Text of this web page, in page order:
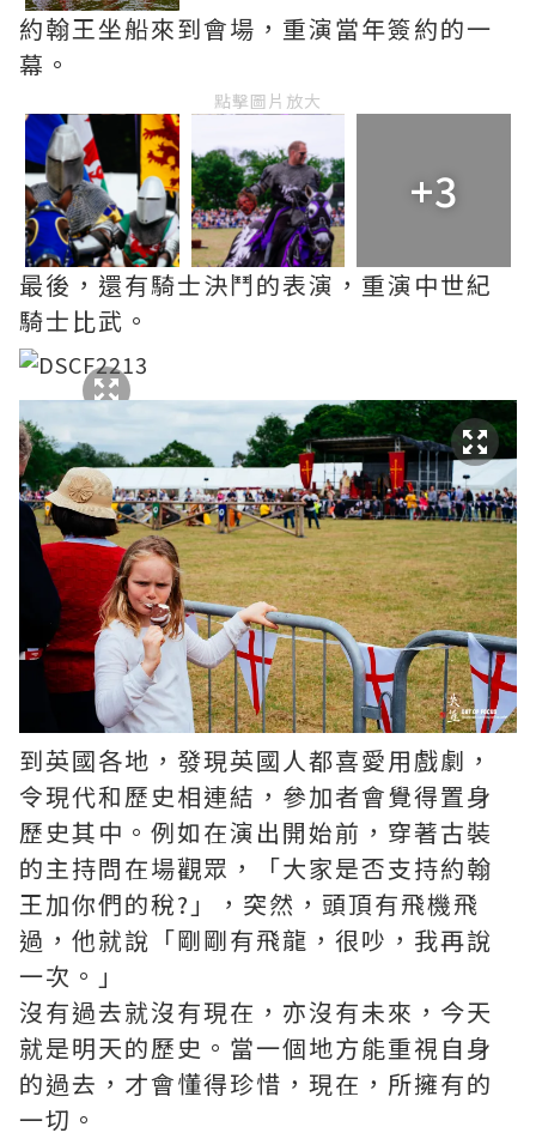
約翰王坐船來到會場，重演當年簽約的一
幕。
點擊圖片放大
+3
最後，還有騎士決鬥的表演，重演中世紀
騎士比武。
到英國各地，發現英國人都喜愛用戲劇，
令現代和歷史相連結，參加者會覺得置身
歷史其中。例如在演出開始前，穿著古裝
的主持問在場觀眾，「大家是否支持約翰
王加你們的稅?」，突然，頭頂有飛機飛
過，他就說「剛剛有飛龍，很吵，我再說
一次。」
沒有過去就沒有現在，亦沒有未來，今天
就是明天的歷史。當一個地方能重視自身
的過去，才會懂得珍惜，現在，所擁有的
一切。